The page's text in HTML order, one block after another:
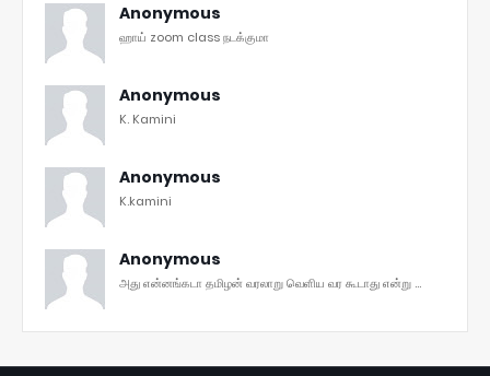
Anonymous
ஹாய் zoom class நடக்குமா
Anonymous
K. Kamini
Anonymous
K.kamini
Anonymous
அது என்னங்கடா தமிழன் வரலாறு வெளிய வர கூடாது என்று ...